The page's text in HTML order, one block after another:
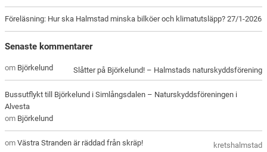
Föreläsning: Hur ska Halmstad minska bilköer och klimatutsläpp? 27/1-2026
Senaste kommentarer
Slåtter på Björkelund! – Halmstads naturskyddsförening
om Björkelund
Bussutflykt till Björkelund i Simlångsdalen – Naturskyddsföreningen i
Alvesta
om Björkelund
kretshalmstad
omVästra Stranden är räddad från skräp!